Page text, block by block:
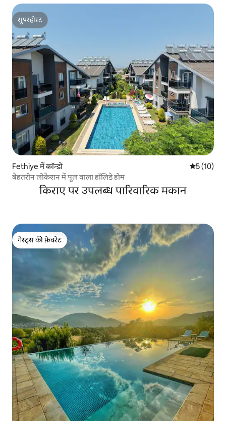
सुपरहोस्ट
सुपरहोस्ट
Fethiye में कॉन्डो औसत रेटिंग
5 (10)
बेहतरीन लोकेशन में पूल वाला हॉलिडे होम
किराए पर उपलब्ध पारिवारिक मकान
गेस्ट्स की फ़ेवरेट
गेस्ट्स की फ़ेवरेट